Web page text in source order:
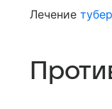
Лечение